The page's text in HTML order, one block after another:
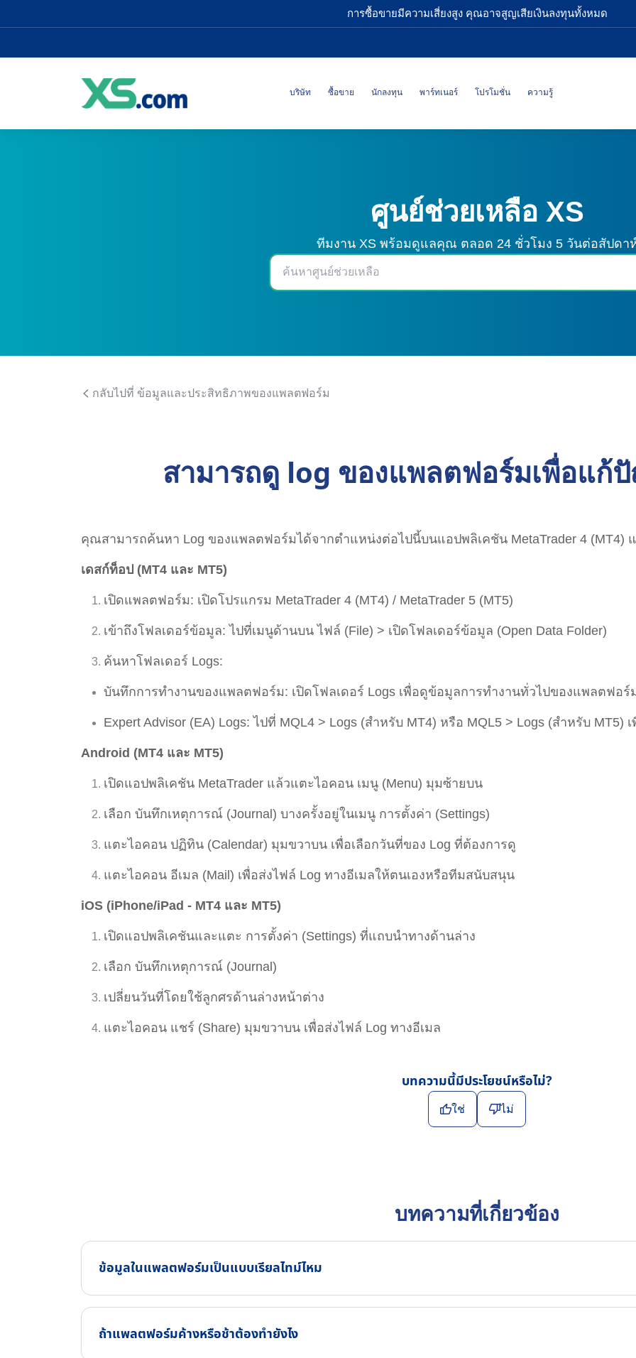
การซื้อขายมีความเสี่ยงสูง คุณอาจสูญเสียเงินลงทุนทั้งหมด
บริษัท ซื้อขาย นักลงทุน พาร์ทเนอร์ โปรโมชั่น ความรู้
ศูนย์ช่วยเหลือ XS
ทีมงาน XS พร้อมดูแลคุณ ตลอด 24 ชั่วโมง 5 วันต่อสัปดา
กลับไปที่ ข้อมูลและประสิทธิภาพของแพลตฟอร์ม
สามารถดู log ของแพลตฟอร์มเพื่อแก้
คุณสามารถค้นหา Log ของแพลตฟอร์มได้จากตำแหน่งต่อไปนี้บนแอปพลิเคชัน MetaTrader 4 (MT4) แ
เดสก์ท็อป (MT4 และ MT5)
เปิดแพลตฟอร์ม: เปิดโปรแกรม MetaTrader 4 (MT4) / MetaTrader 5 (MT5)
เข้าถึงโฟลเดอร์ข้อมูล: ไปที่เมนูด้านบน ไฟล์ (File) > เปิดโฟลเดอร์ข้อมูล (Open Data Folder)
ค้นหาโฟลเดอร์ Logs:
บันทึกการทำงานของแพลตฟอร์ม: เปิดโฟลเดอร์ Logs เพื่อดูข้อมูลการทำงานทั่วไปของแพลตฟอร์
Expert Advisor (EA) Logs: ไปที่ MQL4 > Logs (สำหรับ MT4) หรือ MQL5 > Logs (สำหรับ MT5)
Android (MT4 และ MT5)
เปิดแอปพลิเคชัน MetaTrader แล้วแตะไอคอน เมนู (Menu) มุมซ้ายบน
เลือก บันทึกเหตุการณ์ (Journal) บางครั้งอยู่ในเมนู การตั้งค่า (Settings)
แตะไอคอน ปฏิทิน (Calendar) มุมขวาบน เพื่อเลือกวันที่ของ Log ที่ต้องการดู
แตะไอคอน อีเมล (Mail) เพื่อส่งไฟล์ Log ทางอีเมลให้ตนเองหรือทีมสนับสนุน
iOS (iPhone/iPad - MT4 และ MT5)
เปิดแอปพลิเคชันและแตะ การตั้งค่า (Settings) ที่แถบนำทางด้านล่าง
เลือก บันทึกเหตุการณ์ (Journal)
เปลี่ยนวันที่โดยใช้ลูกศรด้านล่างหน้าต่าง
แตะไอคอน แชร์ (Share) มุมขวาบน เพื่อส่งไฟล์ Log ทางอีเมล
บทความนี้มีประโยชน์หรือไม่?
ใช่ ไม่
บทความที่เกี่ยวข้อง
ข้อมูลในแพลตฟอร์มเป็นแบบเรียลไทม์ไหม
ถ้าแพลตฟอร์มค้างหรือช้าต้องทำยังไง